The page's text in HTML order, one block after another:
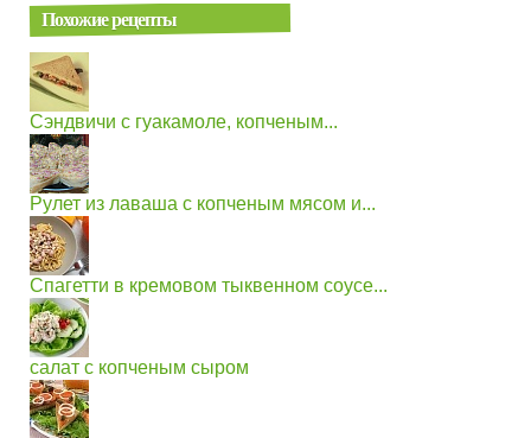
Похожие рецепты
Сэндвичи с гуакамоле, копченым...
Рулет из лаваша с копченым мясом и...
Спагетти в кремовом тыквенном соусе...
салат с копченым сыром